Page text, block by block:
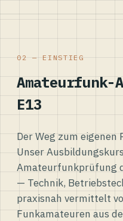
02 — EINSTIEG
E13
Der Weg zum eigenen
Unser
Amateurfunkprüfung
— Technik,
praxisnah vermittelt
Funkamateuren aus